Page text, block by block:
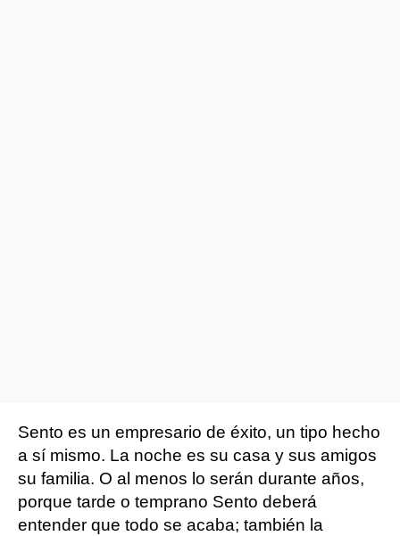
Sento es un empresario de éxito, un tipo hecho
a sí mismo. La noche es su casa y sus amigos
su familia. O al menos lo serán durante años,
porque tarde o temprano Sento deberá
entender que todo se acaba; también la